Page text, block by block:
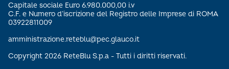
Capitale sociale Euro 6.980.000,00 i.v
C.F. e Numero d’iscrizione del Registro delle Imprese di ROMA
03922811009
amministrazione.reteblu@pec.glauco.it
Copyright 2026 ReteBlu S.p.a - Tutti i diritti riservati.